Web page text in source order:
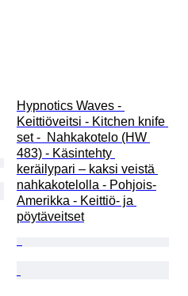
Hypnotics Waves -
Keittiöveitsi - Kitchen knife
set -  Nahkakotelo (HW
483) - Käsintehty
keräilypari – kaksi veistä
nahkakotelolla - Pohjois-
Amerikka - Keittiö- ja
pöytäveitset